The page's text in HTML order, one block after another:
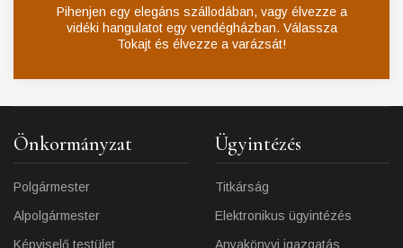
Pihenjen egy elegáns szállodában, vagy élvezze a
vidéki hangulatot egy vendégházban. Válassza
Tokajt és élvezze a varázsát!
Önkormányzat
Polgármester
Alpolgármester
Képviselő testület
Ügyintézés
Titkárság
Elektronikus ügyintézés
Anyakönyvi igazgatás